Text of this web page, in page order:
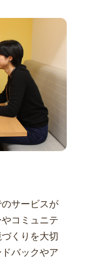
サービスが
コミュニテ
くりを大切
バックやア